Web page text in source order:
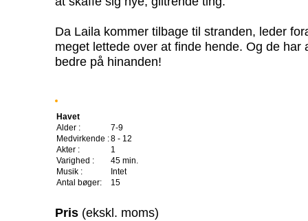
Da Laila kommer tilbage til stranden, leder
meget lettede over at finde hende. Og de
bedre på hinanden!
Havet
Alder :
7-9
Medvirkende :8 - 12
Akter :
1
Varighed :
45 min.
Musik :
Intet
Antal bøger:
15
Pris (ekskl. moms)